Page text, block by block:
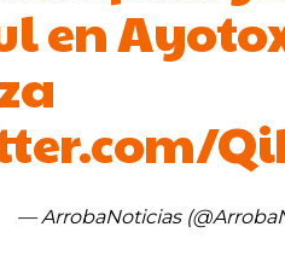
en
— ArrobaNoticias